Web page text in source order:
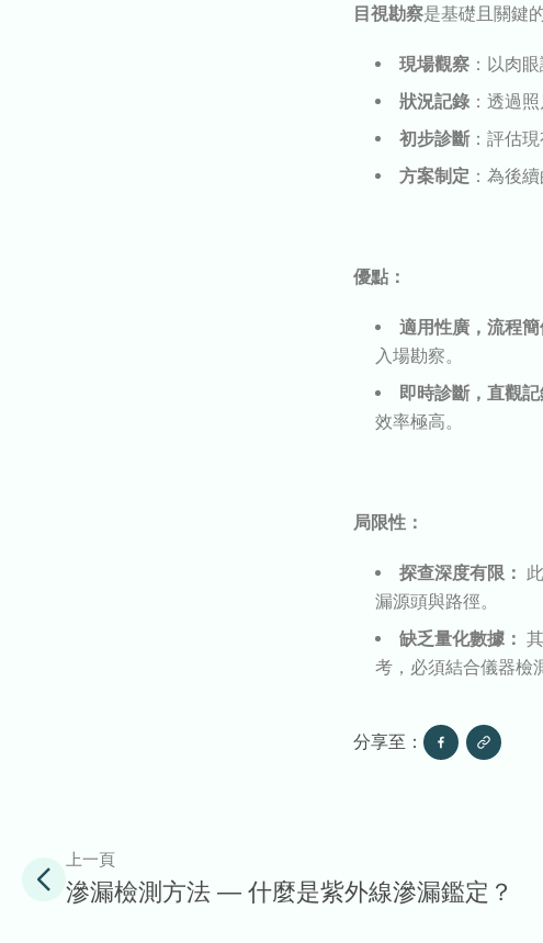
目視勘察是基礎且關鍵
現場觀察 ：以肉
狀況記錄 ：透過
初步診斷：評估現
方案制定 ：為後
優點：
適用性廣，流程簡
入場勘察。
即時診斷，直觀記
效率極高。
局限性：
探查深度有限：
漏源頭與路徑。
缺乏量化數據：
考，必須結合儀器檢
分享至：
上一頁
滲漏檢測方法 — 什麼是紫外線滲漏鑑定？